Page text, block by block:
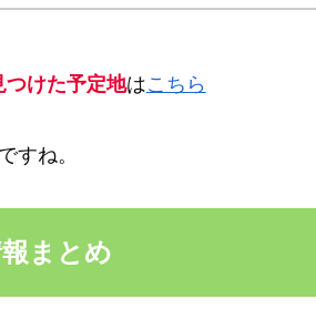
けた予定地はこちら
すね。
まとめ